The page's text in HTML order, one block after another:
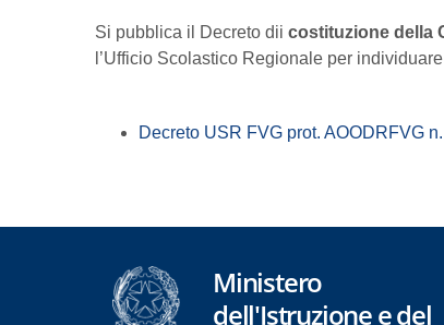
Si pubblica il Decreto dii costituzione della
l’Ufficio Scolastico Regionale per individuare
Decreto USR FVG prot. AOODRFVG
Ministero
dell'Istruzione e del